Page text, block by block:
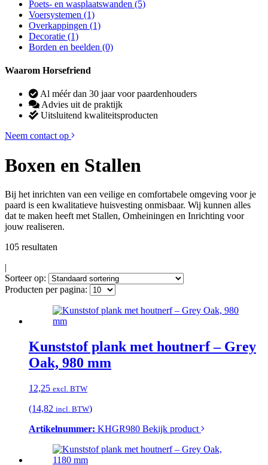
Poets- en wasplaatswanden (5)
Voersystemen (1)
Overkappingen (1)
Decoratie (1)
Borden en beelden (0)
Waarom Horsefriend
Al méér dan 30 jaar voor paardenhouders
Advies uit de praktijk
Uitsluitend kwaliteitsproducten
Neem contact op
Boxen en Stallen
Bij het inrichten van een veilige en comfortabele omgeving voor je
paard is een kwalitatieve huisvesting onmisbaar. Wij kunnen alles
dat te maken heeft met Stallen, Omheiningen en Inrichting voor
jouw realiseren.
105 resultaten
|
Sorteer op:
Producten per pagina:
Kunststof plank met houtnerf – Grey
Oak, 980 mm
12,25 excl. BTW
(14,82 incl. BTW)
Artikelnummer: KHGR980 Bekijk product